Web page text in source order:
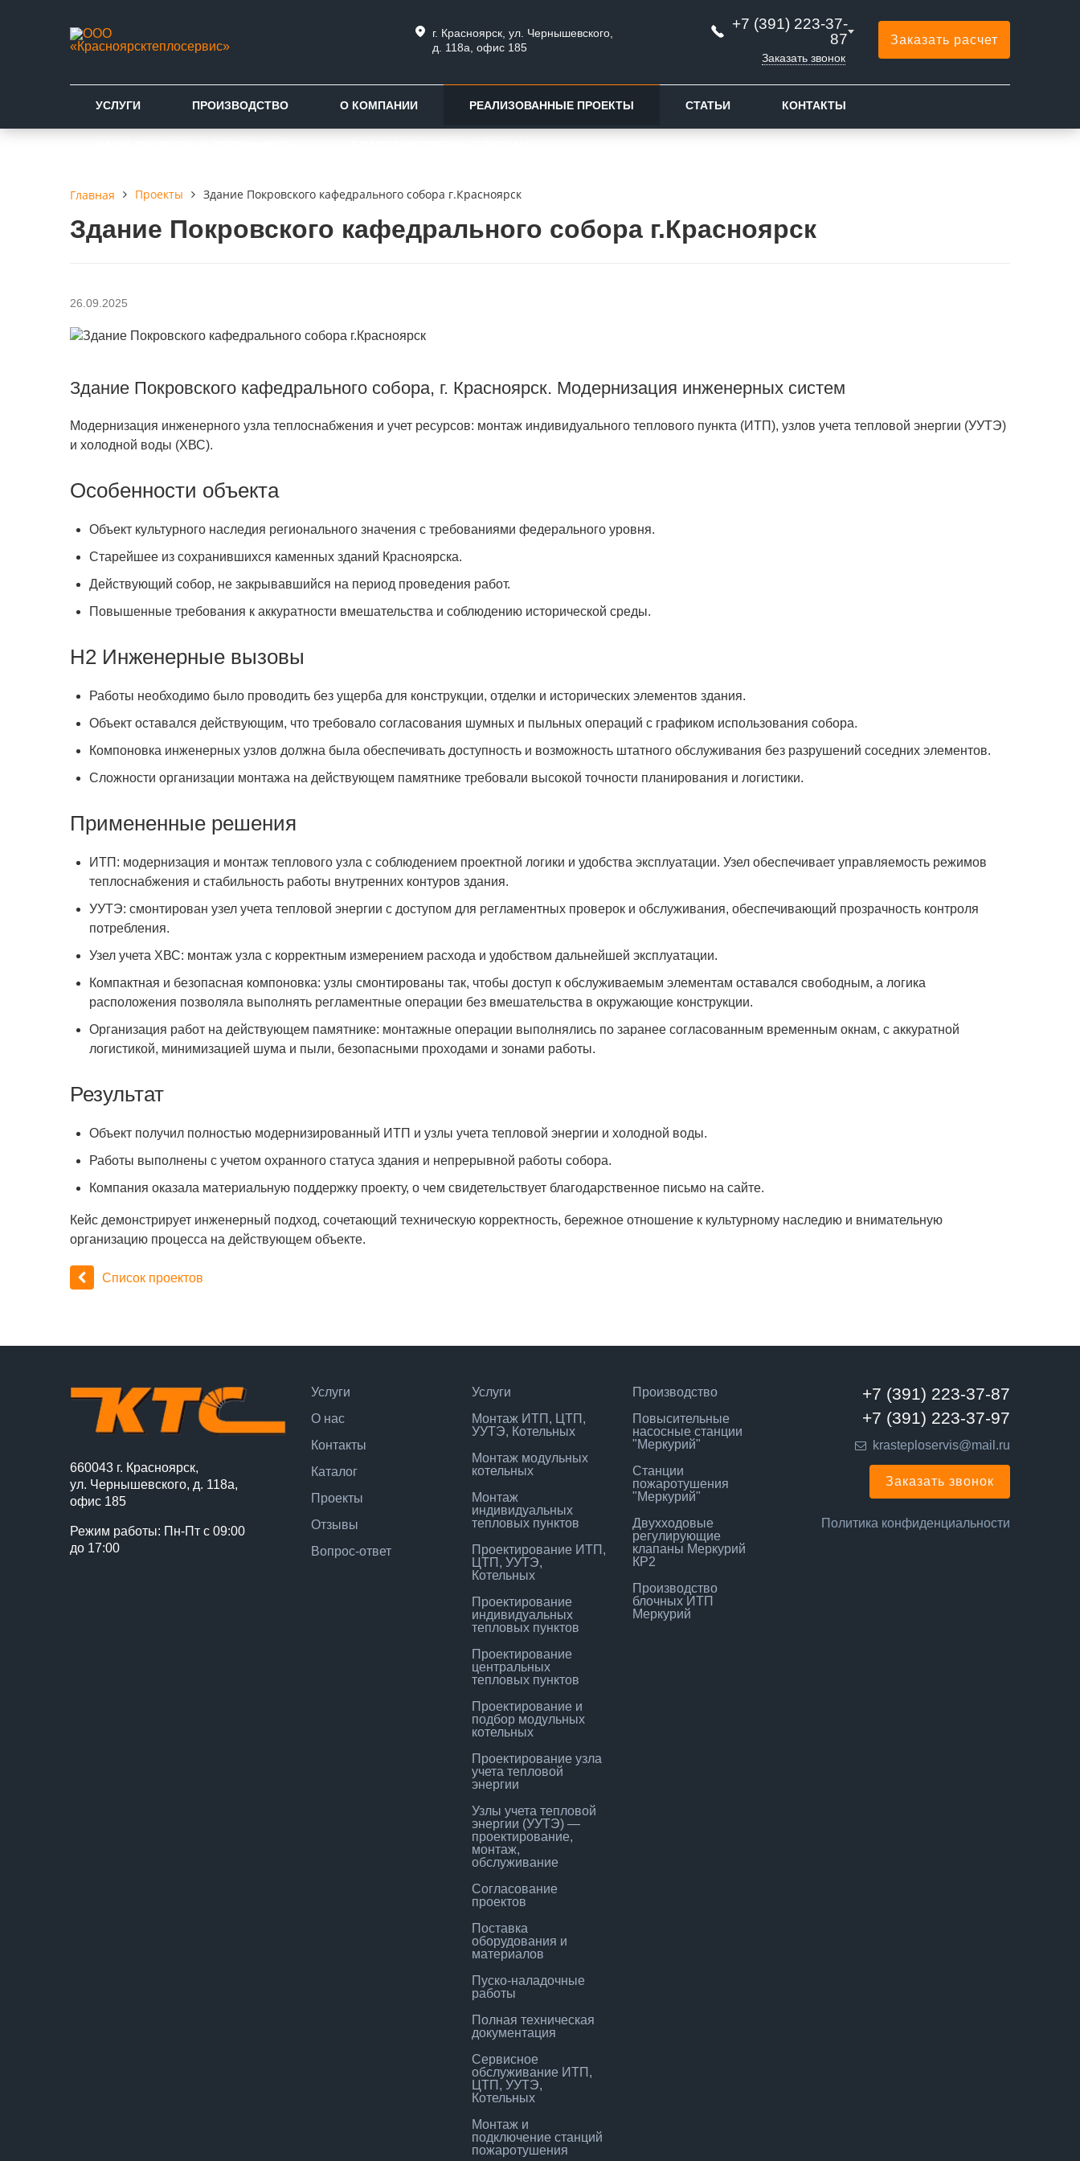
г. Красноярск, ул. Чернышевского,
д. 118а, офис 185
+7 (391) 223-37-
87
Заказать звонок
Заказать расчет
УСЛУГИ ПРОИЗВОДСТВО О КОМПАНИИ РЕАЛИЗОВАННЫЕ ПРОЕКТЫ СТАТЬИ КОНТАКТЫ
Главная Проекты Здание Покровского кафедрального собора г.Красноярск
Здание Покровского кафедрального собора г.Красноярск
26.09.2025
Здание Покровского кафедрального собора, г. Красноярск. Модернизация инженерных систем
Модернизация инженерного узла теплоснабжения и учет ресурсов: монтаж индивидуального теплового пункта (ИТП), узлов учета тепловой энергии (УУТЭ)
и холодной воды (ХВС).
Особенности объекта
Объект культурного наследия регионального значения с требованиями федерального уровня.
Старейшее из сохранившихся каменных зданий Красноярска.
Действующий собор, не закрывавшийся на период проведения работ.
Повышенные требования к аккуратности вмешательства и соблюдению исторической среды.
Н2 Инженерные вызовы
Работы необходимо было проводить без ущерба для конструкции, отделки и исторических элементов здания.
Объект оставался действующим, что требовало согласования шумных и пыльных операций с графиком использования собора.
Компоновка инженерных узлов должна была обеспечивать доступность и возможность штатного обслуживания без разрушений соседних элементов.
Сложности организации монтажа на действующем памятнике требовали высокой точности планирования и логистики.
Примененные решения
ИТП: модернизация и монтаж теплового узла с соблюдением проектной логики и удобства эксплуатации. Узел обеспечивает управляемость режимов
теплоснабжения и стабильность работы внутренних контуров здания.
УУТЭ: смонтирован узел учета тепловой энергии с доступом для регламентных проверок и обслуживания, обеспечивающий прозрачность контроля
потребления.
Узел учета ХВС: монтаж узла с корректным измерением расхода и удобством дальнейшей эксплуатации.
Компактная и безопасная компоновка: узлы смонтированы так, чтобы доступ к обслуживаемым элементам оставался свободным, а логика
расположения позволяла выполнять регламентные операции без вмешательства в окружающие конструкции.
Организация работ на действующем памятнике: монтажные операции выполнялись по заранее согласованным временным окнам, с аккуратной
логистикой, минимизацией шума и пыли, безопасными проходами и зонами работы.
Результат
Объект получил полностью модернизированный ИТП и узлы учета тепловой энергии и холодной воды.
Работы выполнены с учетом охранного статуса здания и непрерывной работы собора.
Компания оказала материальную поддержку проекту, о чем свидетельствует благодарственное письмо на сайте.
Кейс демонстрирует инженерный подход, сочетающий техническую корректность, бережное отношение к культурному наследию и внимательную
организацию процесса на действующем объекте.
Список проектов
660043 г. Красноярск,
ул. Чернышевского, д. 118а,
офис 185
Режим работы: Пн-Пт с 09:00
до 17:00
Услуги
О нас
Контакты
Каталог
Проекты
Отзывы
Вопрос-ответ
Услуги
Монтаж ИТП, ЦТП,
УУТЭ, Котельных
Монтаж модульных
котельных
Монтаж
индивидуальных
тепловых пунктов
Проектирование ИТП,
ЦТП, УУТЭ,
Котельных
Проектирование
индивидуальных
тепловых пунктов
Проектирование
центральных
тепловых пунктов
Проектирование и
подбор модульных
котельных
Проектирование узла
учета тепловой
энергии
Узлы учета тепловой
энергии (УУТЭ) —
проектирование,
монтаж,
обслуживание
Согласование
проектов
Поставка
оборудования и
материалов
Пуско-наладочные
работы
Полная техническая
документация
Сервисное
обслуживание ИТП,
ЦТП, УУТЭ,
Котельных
Монтаж и
подключение станций
пожаротушения
Производство
Повысительные
насосные станции
"Меркурий"
Станции
пожаротушения
"Меркурий"
Двухходовые
регулирующие
клапаны Меркурий
КР2
Производство
блочных ИТП
Меркурий
+7 (391) 223-37-87
+7 (391) 223-37-97
krasteploservis@mail.ru
Заказать звонок
Политика конфиденциальности